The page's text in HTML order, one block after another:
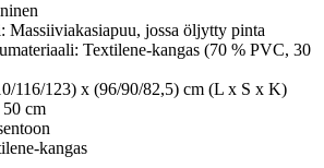
Massiiviakasiapuu, jossa öljytty pinta
Textilene-kangas (70 % PVC, 30
116/123) x (96/90/82,5) cm (L x S x K)
cm
kangas